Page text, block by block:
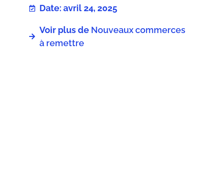
Date: avril 24, 2025
Voir plus de Nouveaux commerces
à remettre